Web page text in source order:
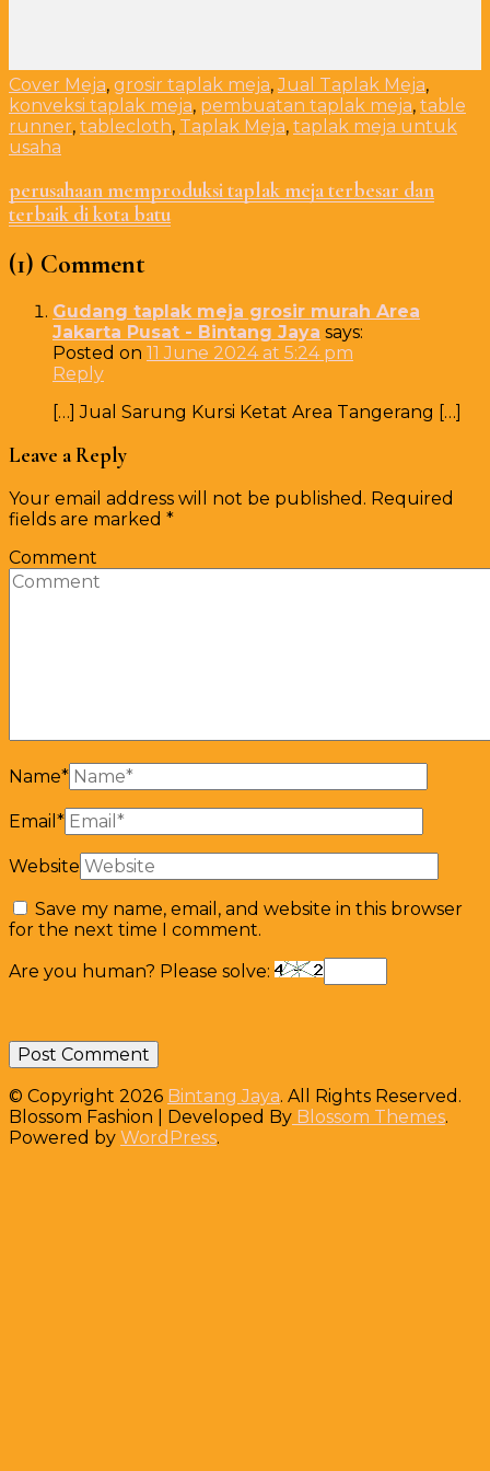
Cover Meja, grosir taplak meja,Jual Taplak Meja,
konveksi taplak meja, pembuatan taplak meja, table
runner, tablecloth, Taplak Meja, taplak meja untuk
usaha
perusahaan memproduksi taplak meja terbesar dan
terbaik di kota batu
(1) Comment
Gudang taplak meja grosir murah Area
Jakarta Pusat - Bintang Jaya says:
Posted on 11 June 2024 at 5:24 pm
Reply
[…] Jual Sarung Kursi Ketat Area Tangerang […]
Leave a Reply
Your email address will not be published. Required
fields are marked *
Comment
Name*
Email *
Website
Save my name, email, and website in this browser
for the next time I comment.
Are you human? Please solve:
© Copyright 2026 Bintang Jaya. All Rights Reserved.
Blossom Fashion | Developed By Blossom Themes.
Powered by WordPress.